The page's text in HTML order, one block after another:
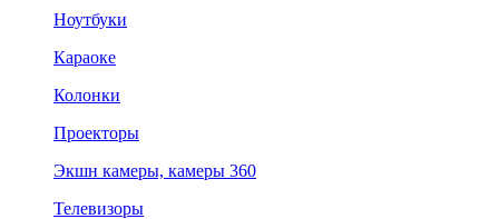
Ноутбуки
Караоке
Колонки
Проекторы
Экшн камеры, камеры 360
Телевизоры